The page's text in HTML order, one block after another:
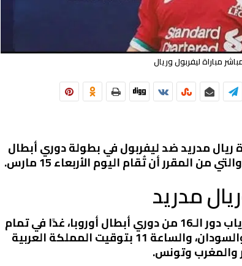
مباراة ليفربول وريال
ريال مدريد ضد ليفربول في بطولة دوري أبطال
مدريد
ويواجه ريال مدريد نظيره ليفربول في إياب دور الـ16 من دوري أبطال أوروبا، غدًا في تمام
الساعة الـ10 بتوقيت القاهرة والأردن والسودان، والساعة 11 بتوقيت المملكة العربية